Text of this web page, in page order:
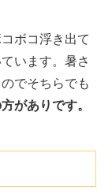
ボコ浮き出て
います。暑さ
でそちらでも
がありです。